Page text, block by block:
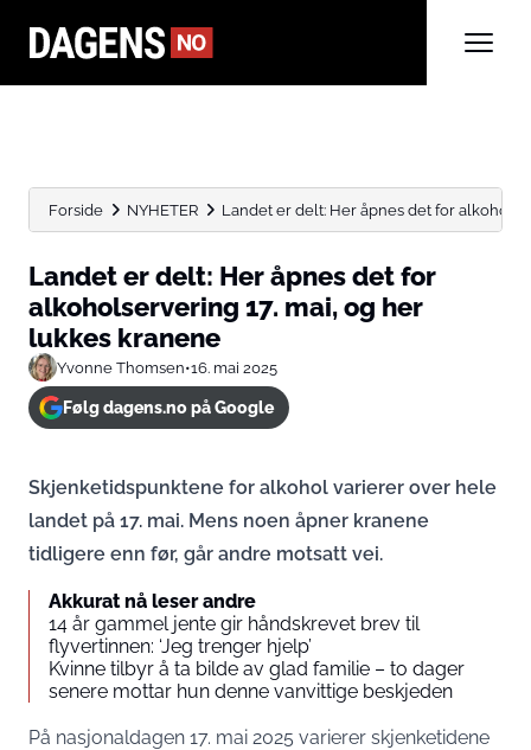
Forside NYHETER Landet er delt: Her åpnes det for
Landet er delt: Her åpnes det for
alkoholservering 17. mai, og her
lukkes kranene
Yvonne Thomsen•16. mai 2025
Følg dagens.no på Google
Skjenketidspunktene for alkohol varierer over hele
landet på 17. mai. Mens noen åpner kranene
tidligere enn før, går andre motsatt vei.
Akkurat nå leser andre
14 år gammel jente gir håndskrevet brev til
flyvertinnen: ‘Jeg trenger hjelp’
Kvinne tilbyr å ta bilde av glad familie – to dager
senere mottar hun denne vanvittige beskjeden
På nasjonaldagen 17. mai 2025 varierer skjenketidene